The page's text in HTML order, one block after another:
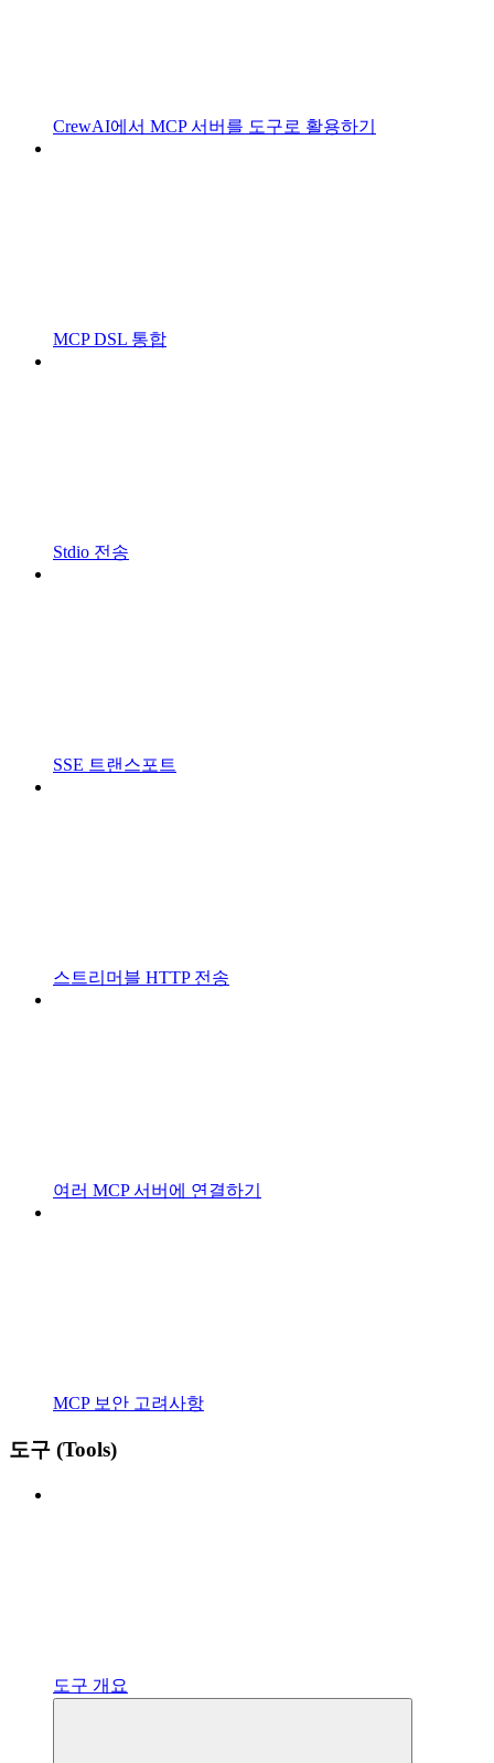
CrewAI에서 MCP 서버를 도구로 활용하기
MCP DSL 통합
Stdio 전송
SSE 트랜스포트
스트리머블 HTTP 전송
여러 MCP 서버에 연결하기
MCP 보안 고려사항
도구 (Tools)
도구 개요